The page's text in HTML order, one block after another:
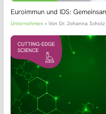
Euroimmun und IDS:
Unternehmen • VonDr. Johanna Scholz